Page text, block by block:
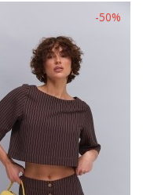
-50%